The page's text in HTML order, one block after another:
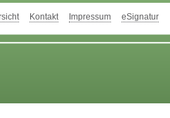
Kontakt Impressum eSignatur